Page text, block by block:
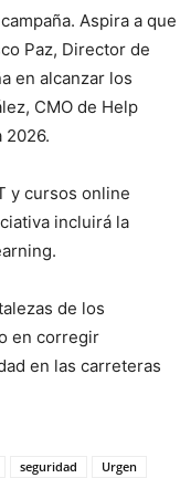
Aspira a que
Paz, Director de
en alcanzar los
CMO de Help
2026.
y cursos online
incluirá la
de los
en corregir
en las carreteras
seguridad
Urgen